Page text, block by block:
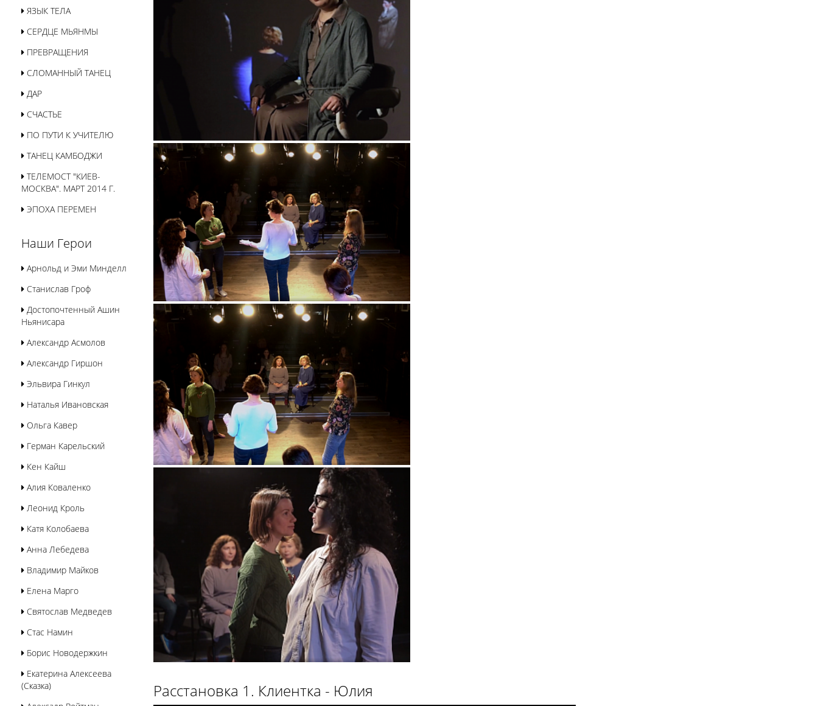
ЯЗЫК ТЕЛА
СЕРДЦЕ МЬЯНМЫ
ПРЕВРАЩЕНИЯ
СЛОМАННЫЙ ТАНЕЦ
ДАР
СЧАСТЬЕ
ПО ПУТИ К УЧИТЕЛЮ
ТАНЕЦ КАМБОДЖИ
ТЕЛЕМОСТ "КИЕВ-
МОСКВА". МАРТ 2014 Г.
ЭПОХА ПЕРЕМЕН
Наши Герои
Арнольд и Эми Минделл
Станислав Гроф
Достопочтенный Ашин
Ньянисара
Александр Асмолов
Александр Гиршон
Эльвира Гинкул
Наталья Ивановская
Ольга Кавер
Герман Карельский
Кен Кайш
Алия Коваленко
Леонид Кроль
Катя Колобаева
Анна Лебедева
Владимир Майков
Елена Марго
Святослав Медведев
Стас Намин
Борис Новодержкин
Екатерина Алексеева
(Сказка)
Расстановка 1. Клиентка - Юлия